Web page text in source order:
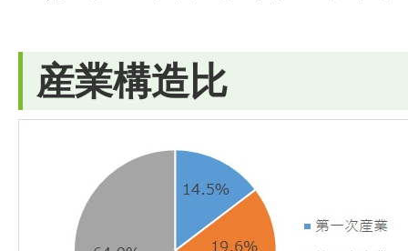
産業構造比